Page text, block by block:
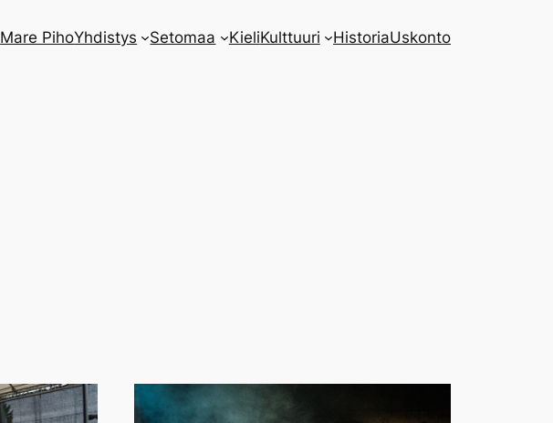
Mare PihoYhdistys Setomaa KieliKulttuuri HistoriaUskonto